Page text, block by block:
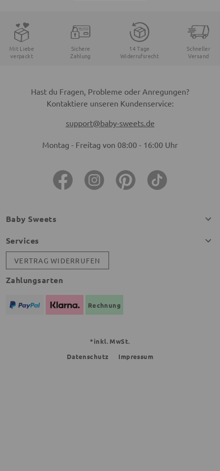
Mit Liebe
verpackt
Sichere
Zahlung
14 Tage
Widerrufsrecht
Schneller
Versand
Hast du Fragen, Probleme oder Anregungen?
Kontaktiere unseren Kundenservice:
support@baby-sweets.de
Montag - Freitag von 08:00 - 16:00 Uhr
Baby Sweets
Services
VERTRAG WIDERRUFEN
Zahlungsarten
Rechnung
*inkl. MwSt.
Datenschutz
Impressum